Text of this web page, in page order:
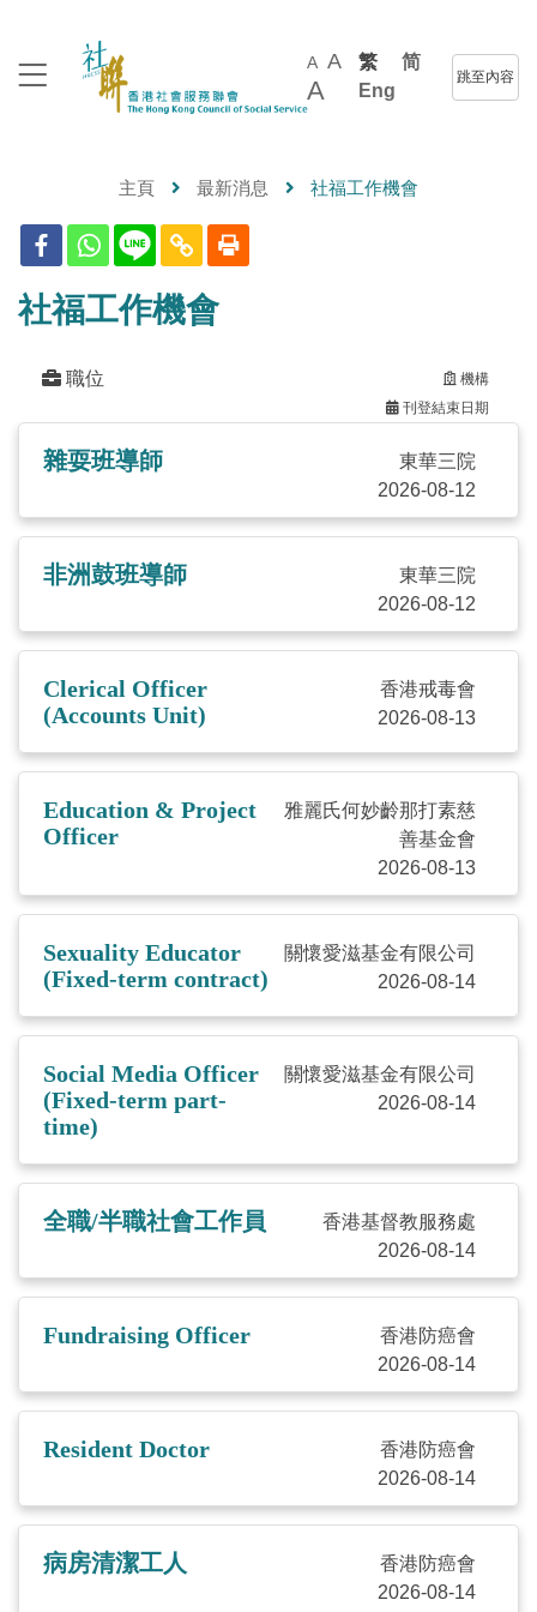
A A
A
繁
简
Eng
跳至內容
主頁 最新消息 社福工作機會
社福工作機會
職位
機構
刊登結束日期
雜耍班導師
東華三院
2026-08-12
非洲鼓班導師
東華三院
2026-08-12
Clerical Officer
(Accounts Unit)
香港戒毒會
2026-08-13
Education & Project
Officer
雅麗氏何妙齡那打素慈
善基金會
2026-08-13
Sexuality Educator
(Fixed-term contract)
關懷愛滋基金有限公司
2026-08-14
Social Media Officer
(Fixed-term part-
time)
關懷愛滋基金有限公司
2026-08-14
全職/半職社會工作員
香港基督教服務處
2026-08-14
Fundraising Officer
香港防癌會
2026-08-14
Resident Doctor
香港防癌會
2026-08-14
病房清潔工人
香港防癌會
2026-08-14